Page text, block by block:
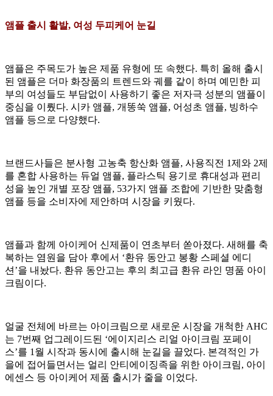
앰플 출시 활발, 여성 두피케어 눈길
앰플은 주목도가 높은 제품 유형에 또 속했다. 특히 올해 출시
된 앰플은 더마 화장품의 트렌드와 궤를 같이 하며 예민한 피
부의 여성들도 부담없이 사용하기 좋은 저자극 성분의 앰플이
중심을 이뤘다. 시카 앰플, 개똥쑥 앰플, 어성초 앰플, 빙하수
앰플 등으로 다양했다.
브랜드사들은 분사형 고농축 항산화 앰플, 사용직전 1제와 2제
를 혼합 사용하는 듀얼 앰플, 플라스틱 용기로 휴대성과 편리
성을 높인 개별 포장 앰플, 53가지 앰플 조합에 기반한 맞춤형
앰플 등을 소비자에 제안하며 시장을 키웠다.
앰플과 함께 아이케어 신제품이 연초부터 쏟아졌다. 새해를 축
복하는 염원을 담아 후에서 ‘환유 동안고 봉황 스페셜 에디
션’을 내놨다. 환유 동안고는 후의 최고급 환유 라인 명품 아이
크림이다.
얼굴 전체에 바르는 아이크림으로 새로운 시장을 개척한 AHC
는 7번째 업그레이드된 ‘에이지리스 리얼 아이크림 포페이
스’를 1월 시작과 동시에 출시해 눈길을 끌었다. 본격적인 가
을에 접어들면서는 얼리 안티에이징족을 위한 아이크림, 아이
에센스 등 아이케어 제품 출시가 줄을 이었다.